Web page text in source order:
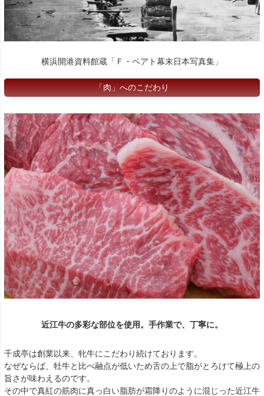
横浜開港資料館蔵「Ｆ・ペアト幕末日本写真集」
「肉」へのこだわり
近江牛の多彩な部位を使用。手作業で、丁寧に。
千成亭は創業以来、牝牛にこだわり続けております。
なぜならば、牡牛と比べ融点が低いため舌の上で脂がとろけて極上の
旨さが味わえるのです。
その中で真紅の筋肉に真っ白い脂肪が霜降りのように混じった近江牛